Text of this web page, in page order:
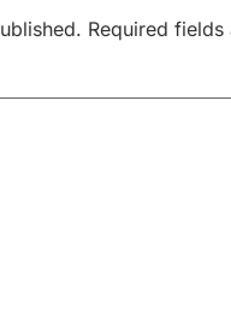
Required fields